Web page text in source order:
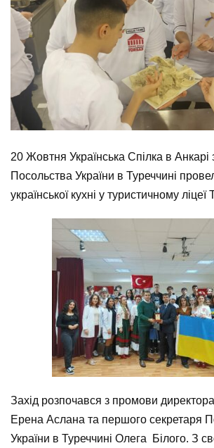
20 Жовтня Українська Спілка в Анкарі
Посольства України в Туреччині
української кухні у туристичному
Захід розпочався з промови
Ерена Аслана та першого секретаря
України в Туреччині Олега Білого. З